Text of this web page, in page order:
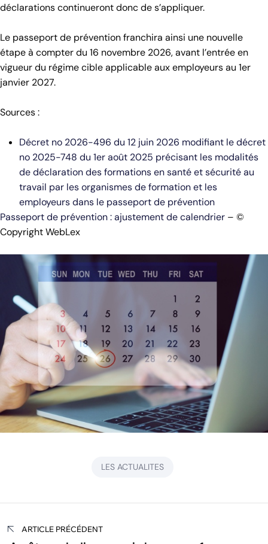
déclarations continueront donc de s’appliquer.
Le passeport de prévention franchira ainsi une nouvelle
étape à compter du 16 novembre 2026, avant l’entrée en
vigueur du régime cible applicable aux employeurs au 1er
janvier 2027.
Sources :
Décret no 2026-496 du 12 juin 2026 modifiant le décret
no 2025-748 du 1er août 2025 précisant les modalités
de déclaration des formations en santé et sécurité au
travail par les organismes de formation et les
employeurs dans le passeport de prévention
Passeport de prévention : ajustement de calendrier – ©
Copyright WebLex
LES ACTUALITES
Navigation
ARTICLE PRÉCÉDENT